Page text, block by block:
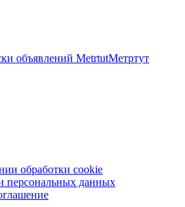
Метртут
обработки cookie
персональных данных